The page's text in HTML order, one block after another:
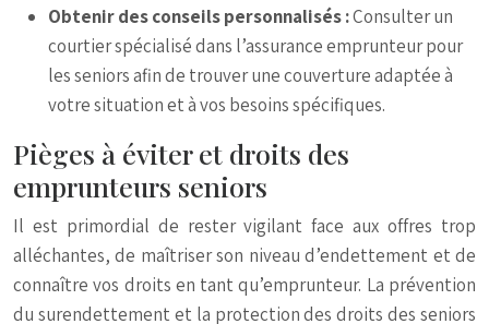
Obtenir des conseils personnalisés :Consulter un
courtier spécialisé dans l’assurance emprunteur pour
les seniors afin de trouver une couverture adaptée à
votre situation et à vos besoins spécifiques.
Pièges à éviter et droits des
emprunteurs seniors
Il est primordial de rester vigilant face aux offres trop
alléchantes, de maîtriser son niveau d’endettement et de
connaître vos droits en tant qu’emprunteur. La prévention
du surendettement et la protection des droits des seniors